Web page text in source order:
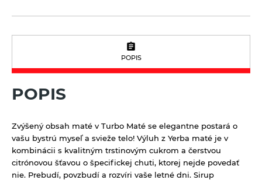
Tyčinky a grissiny
Vločky a lupienky
Výrobky z obilnín a polotovary
Výrobky z obilnín
Obilniny
Olejniny
Pseudoobilniny
Zdravé maškrtenie
Bezlepok - Low Carb - Keto
Čokolády, cukríky, lízatká
Ostatné
Doplnky stravy
POPIS
POPIS
Zvýšený obsah maté v Turbo Maté se elegantne postará o
vašu bystrú myseľ a svieže telo! Výluh z Yerba maté je v
kombinácii s kvalitným trstinovým cukrom a čerstvou
citrónovou šťavou o špecifickej chuti, ktorej nejde povedať
nie. Prebudí, povzbudí a rozvíri vaše letné dni. Sirup